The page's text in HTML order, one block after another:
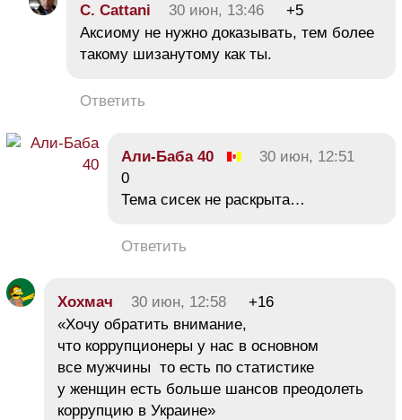
C. Cattani 30 июн, 13:46
+5
Аксиому не нужно доказывать, тем более
такому шизанутому как ты.
Ответить
Али-Баба 40
30 июн, 12:51
0
Тема сисек не раскрыта…
Ответить
Хохмач 30 июн, 12:58
+16
«Хочу обратить внимание,
что коррупционеры у нас в основном
все мужчины то есть по статистике
у женщин есть больше шансов преодолеть
коррупцию в Украине»